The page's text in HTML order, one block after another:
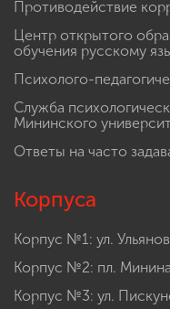
обучение
Противодействие
обучения русскому
Психолого-
Мининского
Корпуса
Корпус №1: ул.
Корпус №2: пл.